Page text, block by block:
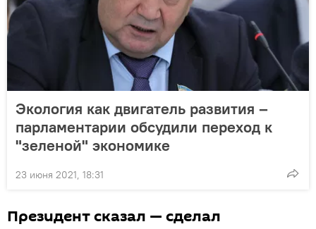
Экология как двигатель развития –
парламентарии обсудили переход к
"зеленой" экономике
23 июня 2021, 18:31
Президент сказал — сделал